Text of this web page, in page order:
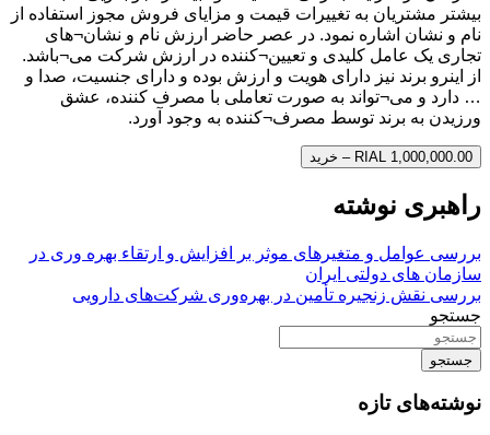
بیشتر مشتریان به تغییرات قیمت و مزایای فروش مجوز استفاده از
نام و نشان اشاره نمود. در عصر حاضر ارزش نام و نشان¬های
تجاری یک عامل کلیدی و تعیین¬کننده در ارزش شرکت می¬باشد.
از اینرو برند نیز دارای هویت و ارزش بوده و دارای جنسیت‌، صدا و
… دارد و می¬تواند به صورت تعاملی با مصرف کننده، عشق
ورزیدن به برند توسط مصرف¬کننده به وجود آورد.
RIAL 1,000,000.00 – خرید
راهبری نوشته
بررسی عوامل و متغیرهای موثر بر افزایش و ارتقاء بهره وری در
سازمان های دولتی ایران
بررسی نقش زنجیره تأمین در بهره‌وری شرکت‌های دارویی
جستجو
جستجو
نوشته‌های تازه